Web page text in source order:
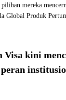
mereka
Global Produk
Visa kini